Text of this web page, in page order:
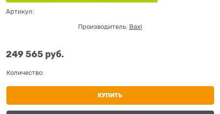
Артикул:
Производитель: Baxi
249 565 руб.
Количество:
КУПИТЬ